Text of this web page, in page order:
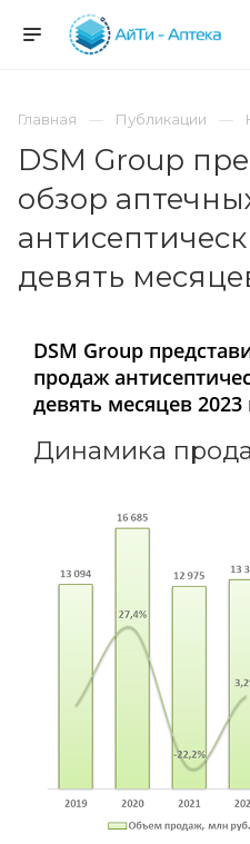
Главная Публикации
DSM Group
обзор
девять
DSM Group
продаж
девять месяцев 2023
Динамика